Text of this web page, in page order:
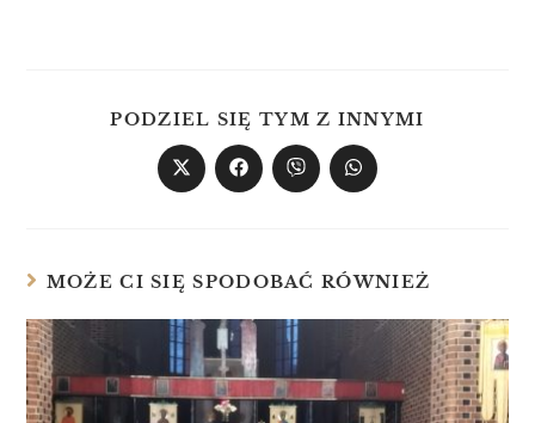
PODZIEL SIĘ TYM Z INNYMI
MOŻE CI SIĘ SPODOBAĆ RÓWNIEŻ